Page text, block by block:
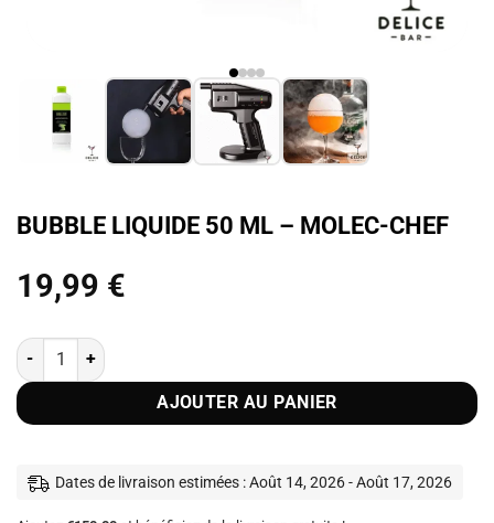
BUBBLE LIQUIDE 50 ML – MOLEC-CHEF
19,99 €
quantité de Bubble liquide 50 ml - Molec-Chef
AJOUTER AU PANIER
Dates de livraison estimées : Août 14, 2026 - Août 17, 2026